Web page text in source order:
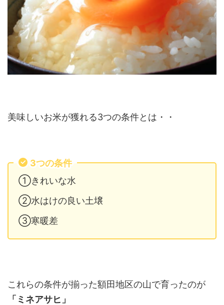
美味しいお米が獲れる3つの条件とは・・
3つの条件
①きれいな水
②水はけの良い土壌
③寒暖差
これらの条件が揃った額田地区の山で育ったのが
「ミネアサヒ」